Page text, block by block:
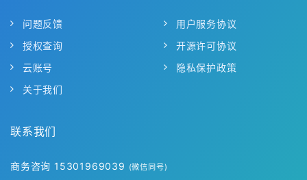
问题反馈
授权查询
云账号
关于我们
用户服务协议
开源许可协议
隐私保护政策
联系我们
商务咨询 15301969039 (微信同号)